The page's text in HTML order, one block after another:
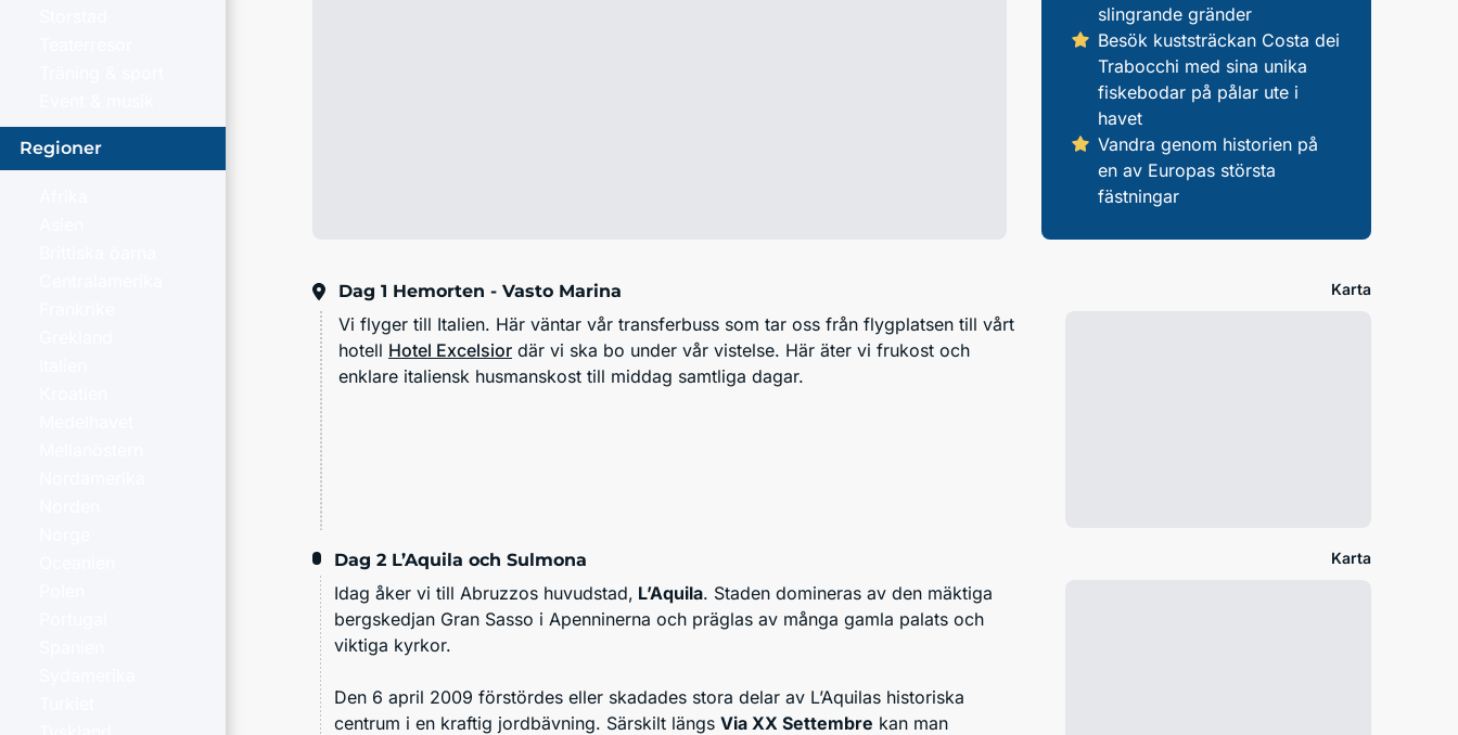
Regioner
slingrande gränder
Besök kuststräckan Costa dei
Trabocchi med sina unika
fiskebodar på pålar ute i
havet
Vandra genom historien på
en av Europas största
fästningar
Dag 1 Hemorten - Vasto Marina Karta
Vi flyger till Italien. Här väntar vår transferbuss som tar oss från flygplatsen till vårt
hotell Hotel Excelsior där vi ska bo under vår vistelse. Här äter vi frukost och
enklare italiensk husmanskost till middag samtliga dagar.
Dag 2 L’Aquila och Sulmona Karta
Idag åker vi till Abruzzos huvudstad, L’Aquila. Staden domineras av den mäktiga
bergskedjan Gran Sasso i Apenninerna och präglas av många gamla palats och
viktiga kyrkor.
Den 6 april 2009 förstördes eller skadades stora delar av L’Aquilas historiska
centrum i en kraftig jordbävning. Särskilt längs Via XX Settembre kan man